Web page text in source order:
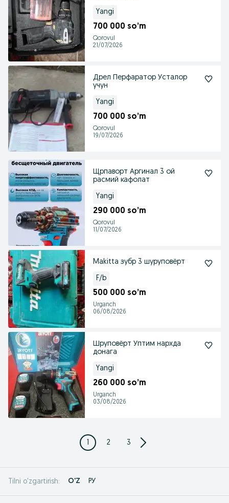
Yangi
700 000 so’m
Qorovul
21/07/2026
Дрел Перфаратор Усталор
учун
Yangi
700 000 so’m
Qorovul
19/07/2026
Щрпаворт Аргинал 3 ой
расмий кафолат
Yangi
290 000 so’m
Qorovul
11/07/2026
Makitta зубр 3 шуруповёрт
F/b
500 000 so’m
Urganch
06/08/2026
Шруповёрт Уптим нархда
донага
Yangi
260 000 so’m
Urganch
03/08/2026
1 2 3
Tilni o'zgartirish: O'Z РУ